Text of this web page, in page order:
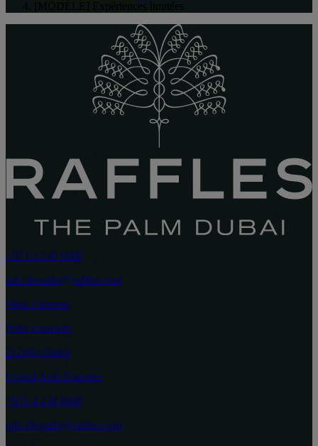
+971 4 248 8888
info.thepalm@raffles.com
West Crescent
Palm Jumeirah
212484 Dubai
United Arab Emirates
+971 4 248 8888
info.thepalm@raffles.com